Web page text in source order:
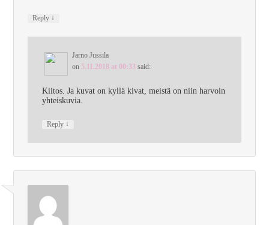
Reply ↓
Jarno Jussila
on 5.11.2018 at 00:33 said:
Kiitos. Ja kuvat on kyllä kivat, meistä on niin harvoin
yhteiskuvia.
Reply ↓